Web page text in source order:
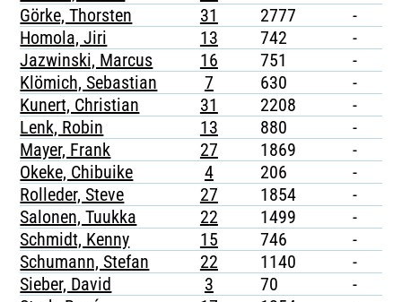
Görke, Thorsten
31 2777 -
Homola, Jiri
13 742 -
Jazwinski, Marcus
16 751 -
Klömich, Sebastian
7 630 -
Kunert, Christian
31 2208 -
Lenk, Robin
13 880 -
Mayer, Frank
27 1869 -
Okeke, Chibuike
4 206 -
Rolleder, Steve
27 1854 -
Salonen, Tuukka
22 1499 -
Schmidt, Kenny
15 746 -
Schumann, Stefan
22 1140 -
Sieber, David
3 70 -